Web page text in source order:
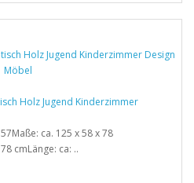
Holz Jugend Kinderzimmer
ca. 125 x 58 x 78
cmLänge: ca: ..